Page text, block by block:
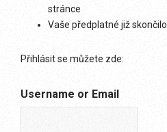
stránce
Vaše předplatné již skončilo
Přihlásit se můžete zde:
Username or Email